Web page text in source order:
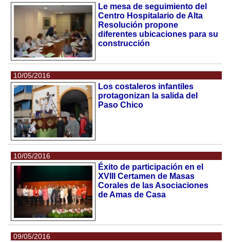
Le mesa de seguimiento del
Centro Hospitalario de Alta
Resolución propone
diferentes ubicaciones para su
construcción
10/05/2016
Los costaleros infantiles
protagonizan la salida del
Paso Chico
10/05/2016
Éxito de participación en el
XVIII Certamen de Masas
Corales de las Asociaciones
de Amas de Casa
09/05/2016